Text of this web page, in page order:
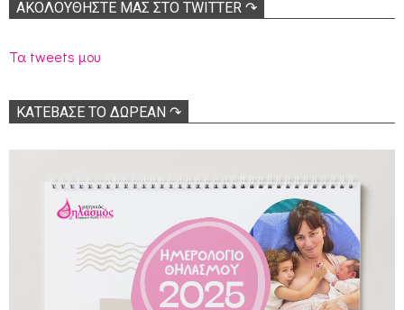
ΑΚΟΛΟΥΘΉΣΤΕ ΜΑΣ ΣΤΟ TWITTER ↷
Τα tweets μου
ΚΑΤΕΒΑΣΕ ΤΟ ΔΩΡΕΑΝ ↷